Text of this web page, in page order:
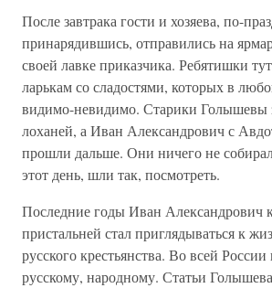
После завтрака гости и хозяева, по-
принарядившись, отправились на
своей лавке приказчика. Ребятишки
ларькам со сладостями, которых в
видимо-невидимо. Старики Голышевы
лоханей, а Иван Александрович с
прошли дальше. Они ничего не
этот день, шли так, посмотреть.
Последние годы Иван Александрович
пристальней стал приглядываться к
русского крестьянства. Во всей России
русскому, народному. Статьи